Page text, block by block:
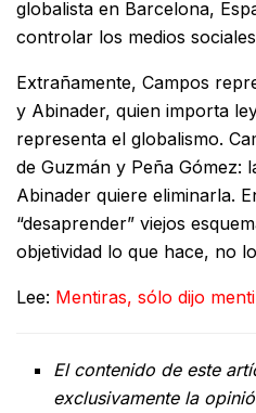
globalista en Barcelona,
controlar los medios
Extrañamente, Campos
y Abinader, quien importa
representa el globalismo.
de Guzmán y Peña Gómez:
Abinader quiere eliminarla.
“desaprender” viejos
objetividad lo que hace, no
Lee: Mentiras, sólo dijo
El contenido de este
exclusivamente la